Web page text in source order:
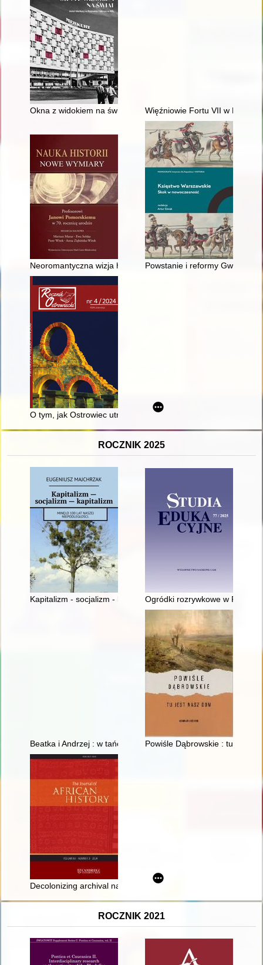
Okna z widokiem na świat : Hotel Merkury w Poznaniu i luksus
Więźniowie Fortu VII w
Neoromantyczna wizja historii Szymona Askenazego
Powstanie i reformy Gwardii
O tym, jak Ostrowiec utrzymywano w czystości : przyczynek
ROCZNIK 2025
Kapitalizm - socjalizm - kapitalizm : minęlo 100 lat naszej
Ogródki rozrywkowe w
Beatka i Andrzej : w tańcu razemPowiśle Dąbrowskie : tu jest
Decolonizing archival narratives : exploring digital bias in the
ROCZNIK 2021